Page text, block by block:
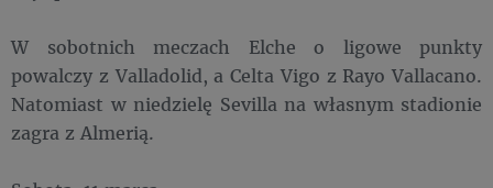
W sobotnich meczach Elche o ligowe punkty
powalczy z Valladolid, a Celta Vigo z Rayo Vallacano.
Natomiast w niedzielę Sevilla na własnym stadionie
zagra z Almerią.